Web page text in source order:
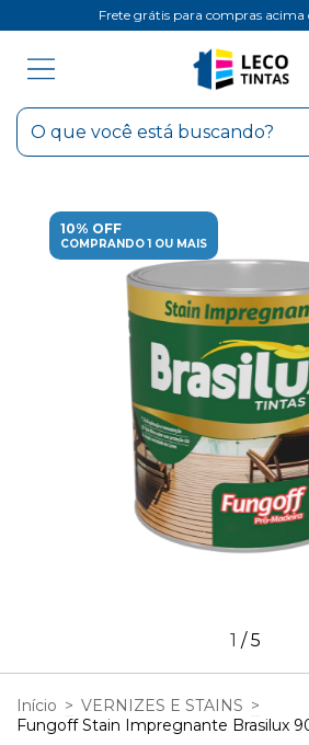
Frete grátis para compras acima
10% OFF
COMPRANDO 1 OU MAIS
1 /5
Início > VERNIZES E STAINS >
Fungoff Stain Impregnante Brasilux